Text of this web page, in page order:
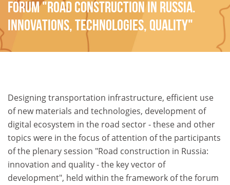
FORUM "ROAD CONSTRUCTION IN RUSSIA.
INNOVATIONS, TECHNOLOGIES, QUALITY"
Designing transportation infrastructure, efficient use
of new materials and technologies, development of
digital ecosystem in the road sector - these and other
topics were in the focus of attention of the participants
of the plenary session "Road construction in Russia:
innovation and quality - the key vector of
development", held within the framework of the forum